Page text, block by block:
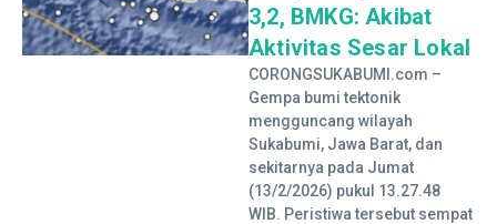
3,2, BMKG: Akibat
Aktivitas Sesar Lokal
CORONGSUKABUMI.com –
Gempa bumi tektonik
mengguncang wilayah
Sukabumi, Jawa Barat, dan
sekitarnya pada Jumat
(13/2/2026) pukul 13.27.48
WIB. Peristiwa tersebut sempat